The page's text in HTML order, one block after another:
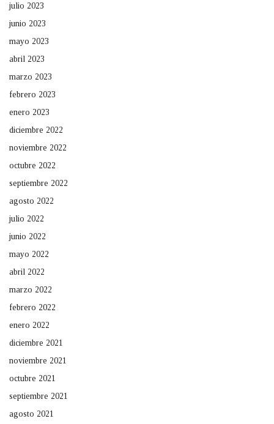
julio 2023
junio 2023
mayo 2023
abril 2023
marzo 2023
febrero 2023
enero 2023
diciembre 2022
noviembre 2022
octubre 2022
septiembre 2022
agosto 2022
julio 2022
junio 2022
mayo 2022
abril 2022
marzo 2022
febrero 2022
enero 2022
diciembre 2021
noviembre 2021
octubre 2021
septiembre 2021
agosto 2021